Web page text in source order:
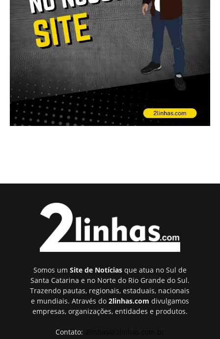
Somos um Site de Notíciasque atua no Sul de
Santa Catarina e no Norte do Rio Grande do Sul.
Trazendo pautas, regionais, estaduais, nacionais
e mundiais. Através do 2linhas.com divulgamos
empresas, organizações, entidades e produtos.
Contato: